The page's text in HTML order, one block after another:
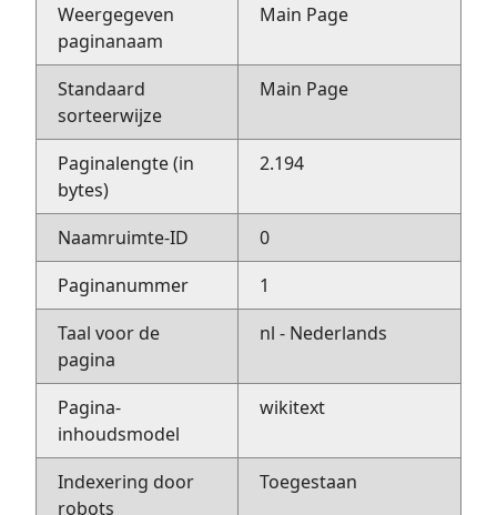
Weergegeven
paginanaam
Main Page
Standaard
sorteerwijze
Main Page
Paginalengte (in
bytes)
2.194
Naamruimte-ID
0
Paginanummer
1
Taal voor de
pagina
nl - Nederlands
Pagina-
inhoudsmodel
wikitext
Indexering door
robots
Toegestaan